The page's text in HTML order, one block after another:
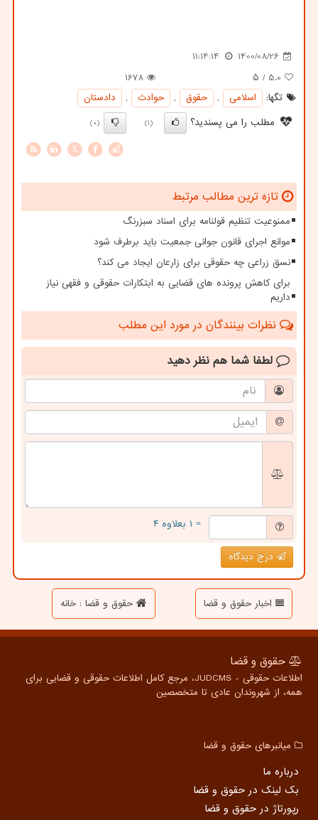
1400/08/26
11:14:14
5.0 / ۵
1678
تگها:
اسلامی , حقوق , حوادث ,
دادستان
مطلب را می پسندید؟
(1)
(0)
X
تازه ترین مطالب مرتبط
ممنوعیت تنظیم قولنامه برای اسناد سبزرنگ
موانع اجرای قانون جوانی جمعیت باید برطرف شود
نسق زراعی چه حقوقی برای زارعان ایجاد می کند؟
برای کاهش پرونده های قضایی به ابتکارات حقوقی و فقهی نیاز
داریم
نظرات بینندگان در مورد این مطلب
لطفا شما هم نظر دهید
= ۱ بعلاوه ۴
درج دیدگاه
اخبار حقوق و قضا حقوق و قضا : خانه
حقوق و قضا
اطلاعات حقوقی - JUDCMS، مرجع کامل اطلاعات حقوقی و قضایی برای
همه، از شهروندان عادی تا متخصصین
میانبرهای حقوق و قضا
درباره ما
بک لینک در حقوق و قضا
رپورتاژ در حقوق و قضا